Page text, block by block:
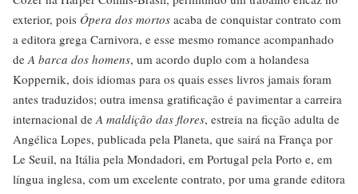
exterior, pois Ópera dos mortos acaba de conquistar contrato com
a editora grega Carnivora, e esse mesmo romance acompanhado
de A barca dos homens, um acordo duplo com a holandesa
Koppernik, dois idiomas para os quais esses livros jamais foram
antes traduzidos; outra imensa gratificação é pavimentar a carreira
internacional de A maldição das flores, estreia na ficção adulta de
Angélica Lopes, publicada pela Planeta, que sairá na França por
Le Seuil, na Itália pela Mondadori, em Portugal pela Porto e, em
língua inglesa, com um excelente contrato, por uma grande editora